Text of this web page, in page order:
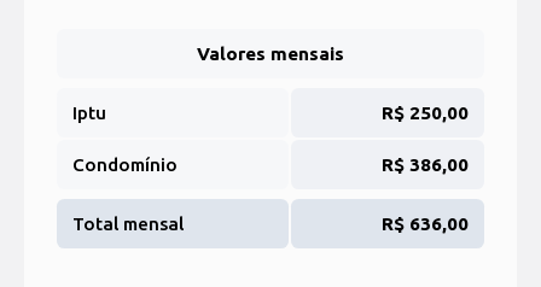
Valores mensais
Iptu R$ 250,00
Condomínio R$ 386,00
Total mensal R$ 636,00